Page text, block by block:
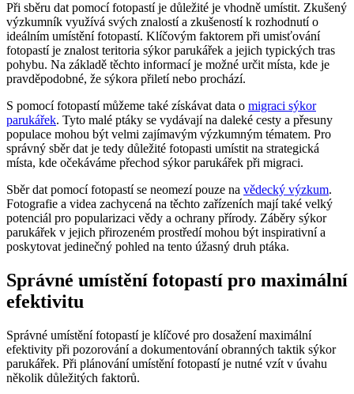
Při sběru dat pomocí fotopastí je důležité je vhodně umístit. Zkušený
výzkumník využívá svých znalostí a zkušeností k rozhodnutí o
ideálním umístění fotopastí. Klíčovým faktorem při umisťování
fotopastí je znalost teritoria sýkor parukářek a jejich typických tras
pohybu. Na základě těchto informací je možné určit místa, kde je
pravděpodobné, že sýkora přiletí nebo prochází.
S pomocí fotopastí můžeme také získávat data o migraci sýkor
parukářek. Tyto malé ptáky se vydávají na daleké cesty a přesuny
populace mohou být velmi zajímavým výzkumným tématem. Pro
správný sběr dat je tedy důležité fotopasti umístit na strategická
místa, kde očekáváme přechod sýkor parukářek při migraci.
Sběr dat pomocí fotopastí se neomezí pouze na vědecký výzkum.
Fotografie a videa zachycená na těchto zařízeních mají také velký
potenciál pro popularizaci vědy a ochrany přírody. Záběry sýkor
parukářek v jejich přirozeném prostředí mohou být inspirativní a
poskytovat jedinečný pohled na tento úžasný druh ptáka.
Správné umístění fotopastí pro maximální
efektivitu
Správné umístění fotopastí je klíčové pro dosažení maximální
efektivity při pozorování a dokumentování obranných taktik sýkor
parukářek. Při plánování umístění fotopastí je nutné vzít v úvahu
několik důležitých faktorů.